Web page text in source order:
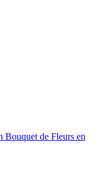
Bouquet de Fleurs en